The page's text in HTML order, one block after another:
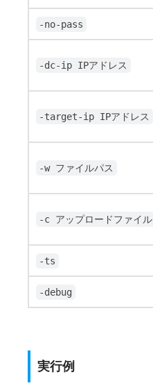
-no-pass
-dc-ip IPアドレス
-target-ip IPアドレス
-w ファイルパス
-c アップロードファイル
-ts
-debug
実行例